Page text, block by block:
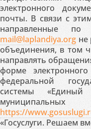
электронного
почты. В связи с
направленные по
mail@laplandiya.org не
объединения, в том
направлять
форме
федеральной
системы «Единый
https://
«Госуслуги. Решаем